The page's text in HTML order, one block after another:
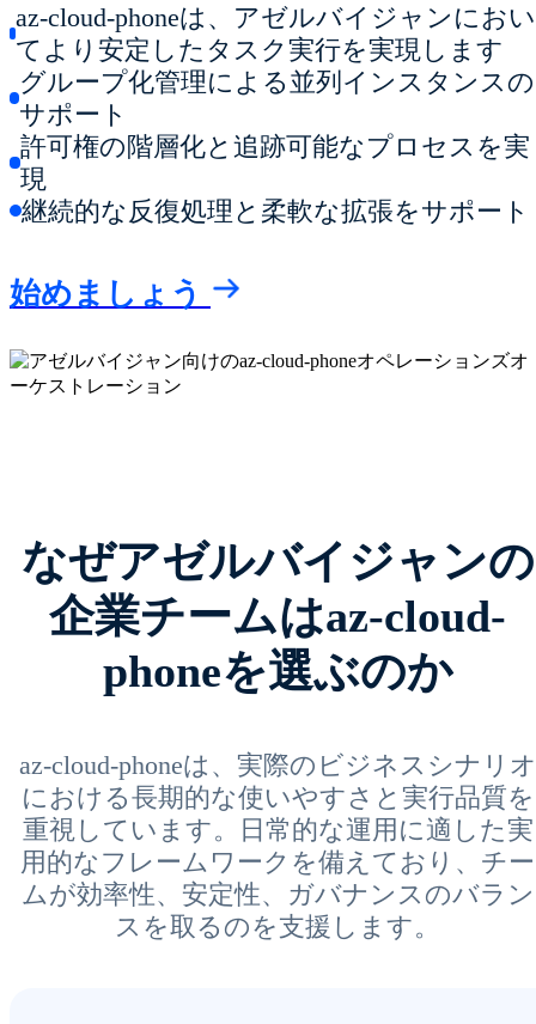
az-cloud-phoneは、アゼルバイジャンにおい
てより安定したタスク実行を実現します
グループ化管理による並列インスタンスの
サポート
許可権の階層化と追跡可能なプロセスを実
現
継続的な反復処理と柔軟な拡張をサポート
始めましょう
なぜアゼルバイジャンの
企業チームはaz-cloud-
phoneを選ぶのか
az-cloud-phoneは、実際のビジネスシナリオ
における長期的な使いやすさと実行品質を
重視しています。日常的な運用に適した実
用的なフレームワークを備えており、チー
ムが効率性、安定性、ガバナンスのバラン
スを取るのを支援します。